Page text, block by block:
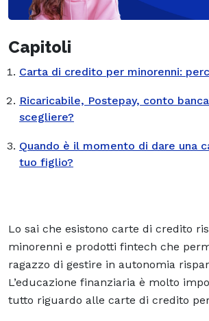
Capitoli
Carta di credito per minorenni:
Ricaricabile, Postepay, conto
scegliere?
Quando è il momento di dare una
tuo figlio?
Lo sai che esistono carte di credito
minorenni e prodotti fintech che
ragazzo di gestire in autonomia
L’educazione finanziaria è molto
tutto riguardo alle carte di credito